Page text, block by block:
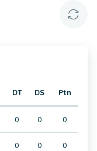
DT DS Ptn
0 0 0
0 0 0